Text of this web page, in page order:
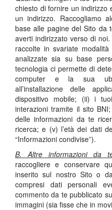
chiesto di fornire un indirizzo
un indirizzo. Raccogliamo
base alle pagine del Sito da
averti indirizzato verso di
raccolte in svariate
analizzate sia su base
tecnologia ci permette di
computer e la sua
all’installazione delle
dispositivo mobile; (ii) i
interazioni tramite il sito
delle informazioni da te
ricerca; e (v) l’età dei dati
“Informazioni condivise”).
B. Altre informazioni da
raccogliere e conservare
inserito sul nostro Sito o
compresi dati personali
commento da te pubblicato
immagini (sia fisse che in